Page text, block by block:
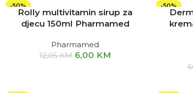
-50%
Rolly multivitamin sirup za
djecu 150ml Pharmamed
Pharmamed
12,05KM 6,00 KM
-50%